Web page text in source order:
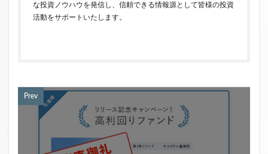
な投資ノウハウを発信し、信頼できる情報源として皆様の投資
活動をサポートいたします。
Prev